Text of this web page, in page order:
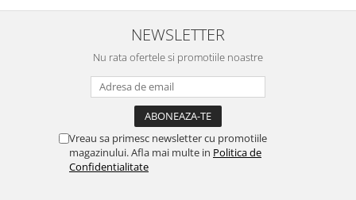
NEWSLETTER
Nu rata ofertele si promotiile noastre
Vreau sa primesc newsletter cu promotiile
magazinului. Afla mai multe in Politica de
Confidentialitate